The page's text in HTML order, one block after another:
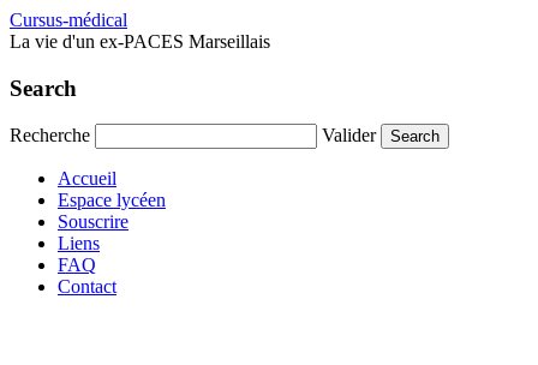
Cursus-médical
La vie d'un ex-PACES Marseillais
Search
Recherche Valider
Accueil
Espace lycéen
Souscrire
Liens
FAQ
Contact